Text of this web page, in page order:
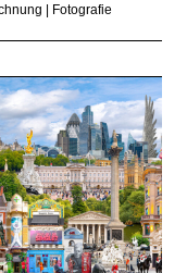
| Fotografie